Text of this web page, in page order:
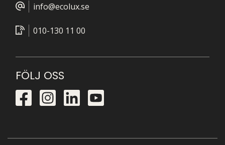
info@ecolux.se
010-130 11 00
FÖLJ OSS